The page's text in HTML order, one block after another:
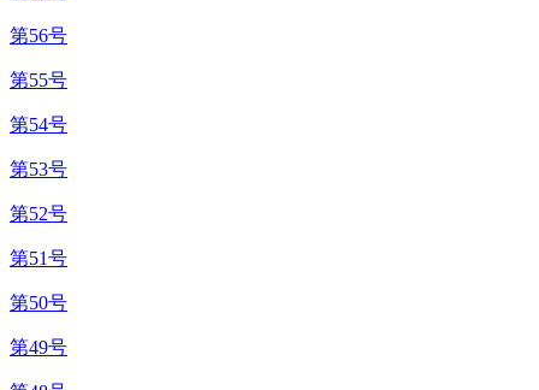
第56号
第55号
第54号
第53号
第52号
第51号
第50号
第49号